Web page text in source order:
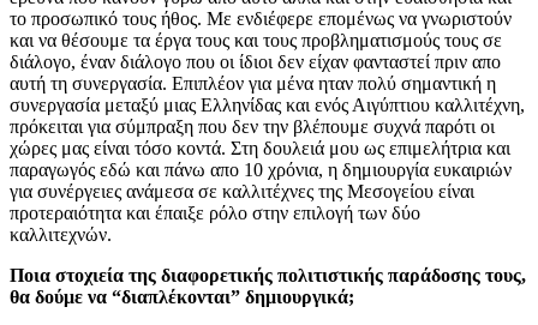
το προσωπικό τους ήθος. Με ενδιέφερε επομένως να γνωριστούν
και να θέσουμε τα έργα τους και τους προβληματισμούς τους σε
διάλογο, έναν διάλογο που οι ίδιοι δεν είχαν φανταστεί πριν απο
αυτή τη συνεργασία. Επιπλέον για μένα ηταν πολύ σημαντική η
συνεργασία μεταξύ μιας Ελληνίδας και ενός Αιγύπτιου καλλιτέχνη,
πρόκειται για σύμπραξη που δεν την βλέπουμε συχνά παρότι οι
χώρες μας είναι τόσο κοντά. Στη δουλειά μου ως επιμελήτρια και
παραγωγός εδώ και πάνω απο 10 χρόνια, η δημιουργία ευκαιριών
για συνέργειες ανάμεσα σε καλλιτέχνες της Μεσογείου είναι
προτεραιότητα και έπαιξε ρόλο στην επιλογή των δύο
καλλιτεχνών.
Ποια στοχιεία της διαφορετικής πολιτιστικής παράδοσης τους,
θα δούμε να “διαπλέκονται” δημιουργικά;